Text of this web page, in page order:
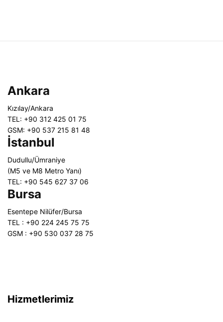
Ankara
Kızılay/Ankara
TEL: +90 312 425 01 75
GSM: +90 537 215 81 48
İstanbul
Dudullu/Ümraniye
(M5 ve M8 Metro Yanı)
TEL: +90 545 627 37 06
Bursa
Esentepe Nilüfer/Bursa
TEL : +90 224 245 75 75
GSM : +90 530 037 28 75
Hizmetlerimiz